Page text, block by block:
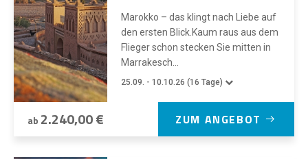
Marokko – das klingt nach Liebe auf
den ersten Blick.Kaum raus aus dem
Flieger schon stecken Sie mitten in
Marrakesch...
25.09. - 10.10.26 (16 Tage)
ab 2.240,00 € ZUM ANGEBOT